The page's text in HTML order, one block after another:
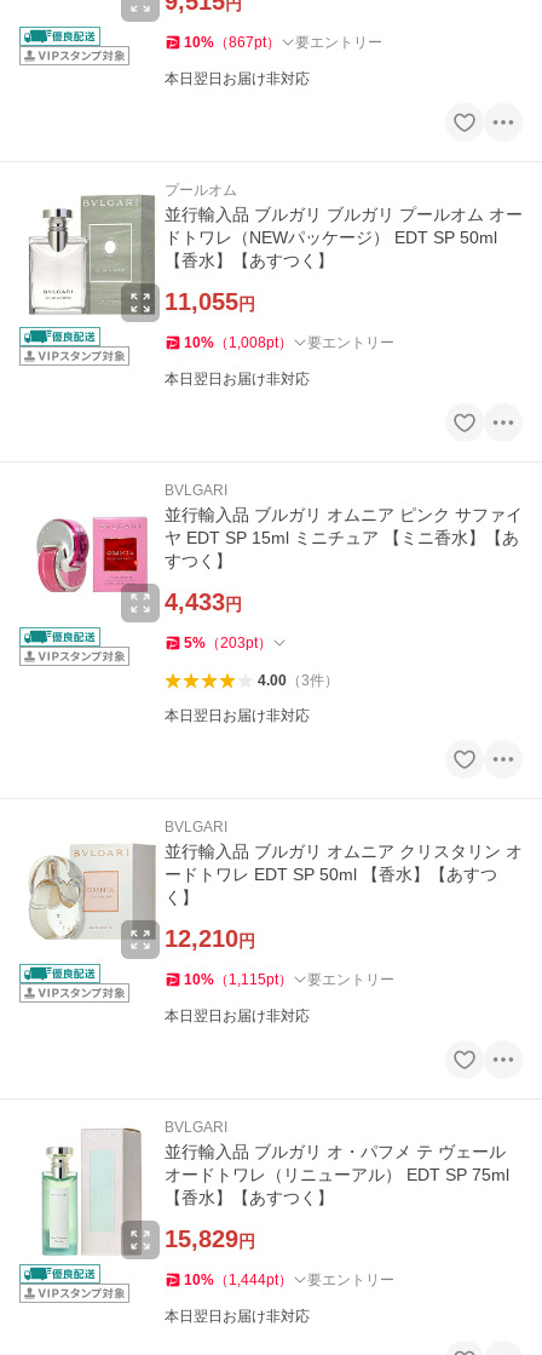
10% （867pt） 要エントリー
本日翌日お届け非対応
プールオム
並行輸入品 ブルガリ ブルガリ プールオム オー
ドトワレ（NEWパッケージ） EDT SP 50ml
【香水】【あすつく】
11,055円
10% （ 1,008pt） 要エントリー
本日翌日お届け非対応
BVLGARI
並行輸入品 ブルガリ オムニア ピンク サファイ
ヤ EDT SP 15ml ミニチュア 【ミニ香水】【あ
すつく】
4,433円
5% （203pt）
4.00（3件）
本日翌日お届け非対応
BVLGARI
並行輸入品 ブルガリ オムニア クリスタリン オ
ードトワレ EDT SP 50ml 【香水】【あすつ
く】
12,210円
10% （ 1,115pt） 要エントリー
本日翌日お届け非対応
BVLGARI
並行輸入品 ブルガリ オ・パフメ テ ヴェール
オードトワレ（リニューアル） EDT SP 75ml
【香水】【あすつく】
15,829円
10% （ 1,444pt） 要エントリー
本日翌日お届け非対応